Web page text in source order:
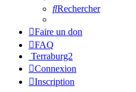
Rechercher
Faire un don
FAQ
Terraburg2
Connexion
Inscription